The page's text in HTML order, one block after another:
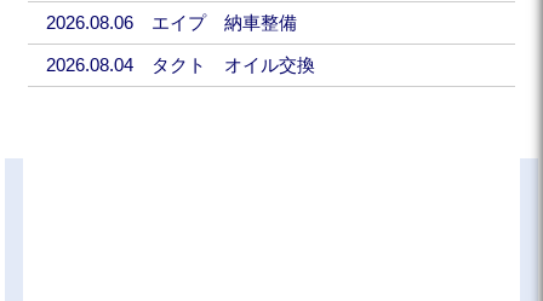
2026.08.06 エイプ 納車整備
2026.08.04 タクト オイル交換